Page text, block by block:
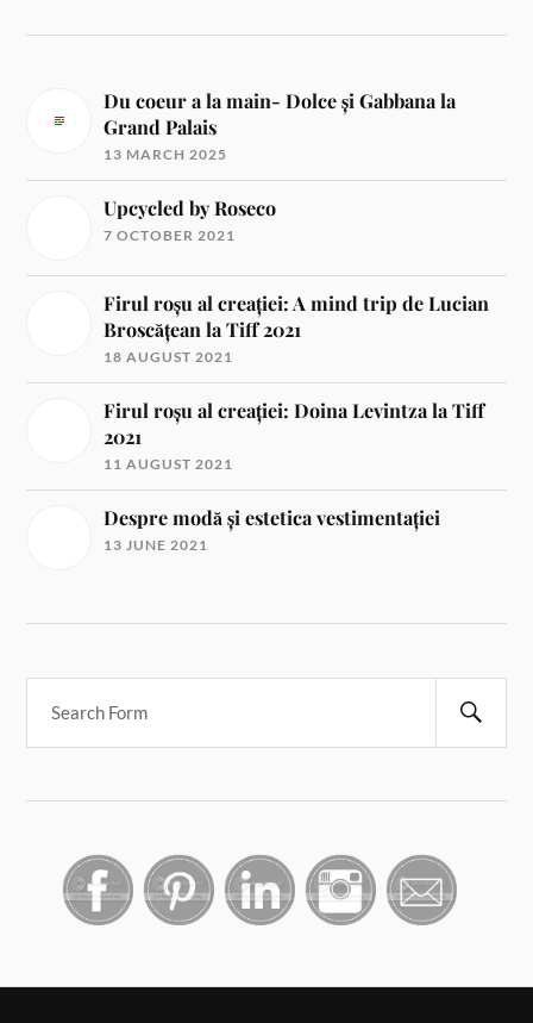
Du coeur a la main- Dolce și Gabbana la
Grand Palais
13 MARCH 2025
Upcycled by Roseco
7 OCTOBER 2021
Firul roșu al creației: A mind trip de Lucian
Broscățean la Tiff 2021
18 AUGUST 2021
Firul roșu al creației: Doina Levintza la Tiff
2021
11 AUGUST 2021
Despre modă și estetica vestimentației
13 JUNE 2021